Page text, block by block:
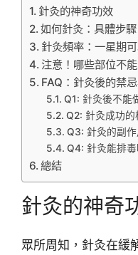
針灸的神奇功效
如何針灸：具體步驟
針灸頻率：一星期
注意！哪些部位不
FAQ：針灸後的禁
Q1: 針灸後不能
Q2: 針灸成功的
Q3: 針灸的副作
Q4: 針灸能排毒
總結
針灸的神奇
眾所周知，針灸在緩